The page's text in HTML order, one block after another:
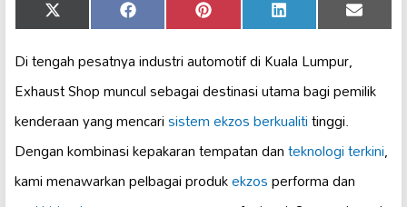
Share
on
X
(Twitter)
Share
on
Facebook Share
on
Pinterest Share
on
LinkedIn Share
on
Email
Di tengah pesatnya industri automotif di Kuala Lumpur,
Exhaust Shop muncul sebagai destinasi utama bagi pemilik
kenderaan yang mencarisistem ekzos berkualititinggi.
Dengan kombinasi kepakaran tempatan danteknologi terkini,
kami menawarkan pelbagai produkekzosperforma dan